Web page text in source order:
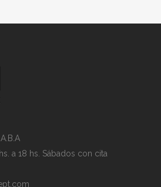
a 18 hs. Sábados con cita